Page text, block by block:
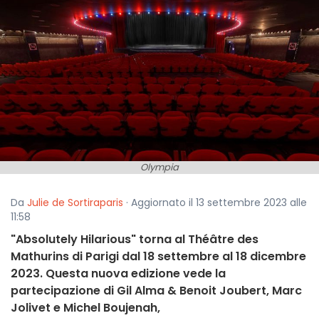
Olympia
Da Julie de Sortiraparis · Aggiornato il 13 settembre 2023 alle
11:58
"Absolutely Hilarious" torna al Théâtre des
Mathurins di Parigi dal 18 settembre al 18 dicembre
2023. Questa nuova edizione vede la
partecipazione di Gil Alma & Benoit Joubert, Marc
Jolivet e Michel Boujenah,